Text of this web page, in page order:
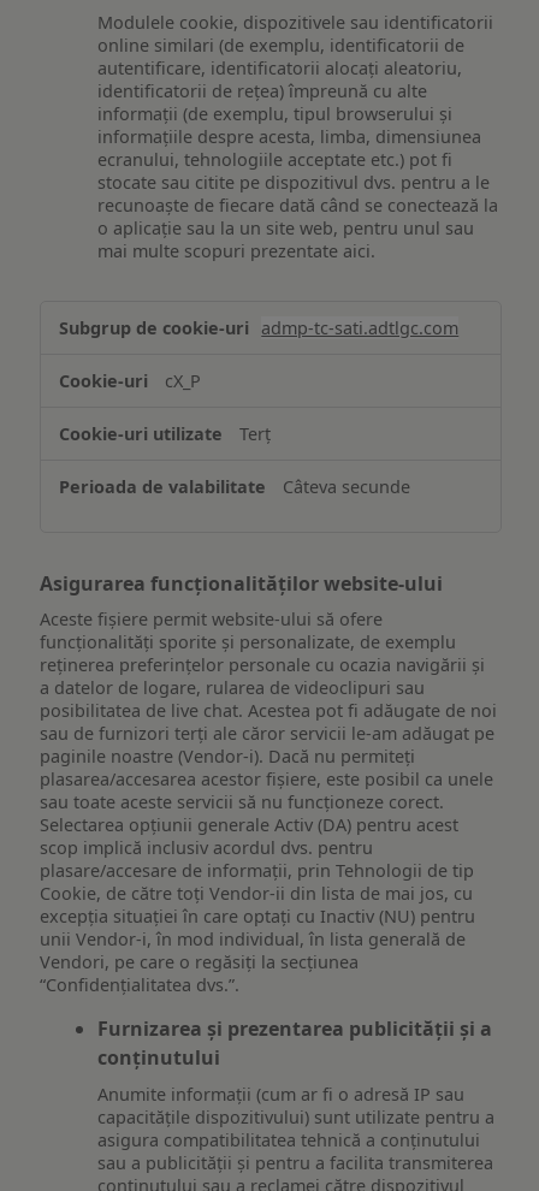
Modulele cookie, dispozitivele sau identificatorii
online similari (de exemplu, identificatorii de
autentificare, identificatorii alocați aleatoriu,
identificatorii de rețea) împreună cu alte
informații (de exemplu, tipul browserului și
informațiile despre acesta, limba, dimensiunea
ecranului, tehnologiile acceptate etc.) pot fi
stocate sau citite pe dispozitivul dvs. pentru a le
recunoaște de fiecare dată când se conectează la
o aplicație sau la un site web, pentru unul sau
mai multe scopuri prezentate aici.
și/sau
informațiilor
pe
dispozitiv
admp-tc-sati.adtlgc.com
cX_P
Terț
Câteva secunde
Asigurarea funcționalităților website-ului
Aceste fișiere permit website-ului să ofere
funcționalități sporite și personalizate, de exemplu
reţinerea preferinţelor personale cu ocazia navigării și
a datelor de logare, rularea de videoclipuri sau
posibilitatea de live chat. Acestea pot fi adăugate de noi
sau de furnizori terți ale căror servicii le-am adăugat pe
paginile noastre (Vendor-i). Dacă nu permiteți
plasarea/accesarea acestor fișiere, este posibil ca unele
sau toate aceste servicii să nu funcționeze corect.
Selectarea opțiunii generale Activ (DA) pentru acest
scop implică inclusiv acordul dvs. pentru
plasare/accesare de informații, prin Tehnologii de tip
Cookie, de către toți Vendor-ii din lista de mai jos, cu
excepția situației în care optați cu Inactiv (NU) pentru
unii Vendor-i, în mod individual, în lista generală de
Vendori, pe care o regăsiți la secțiunea
“Confidențialitatea dvs.”.
Furnizarea și prezentarea publicității și a
conținutului
Anumite informații (cum ar fi o adresă IP sau
capacitățile dispozitivului) sunt utilizate pentru a
asigura compatibilitatea tehnică a conținutului
sau a publicității și pentru a facilita transmiterea
conținutului sau a reclamei către dispozitivul